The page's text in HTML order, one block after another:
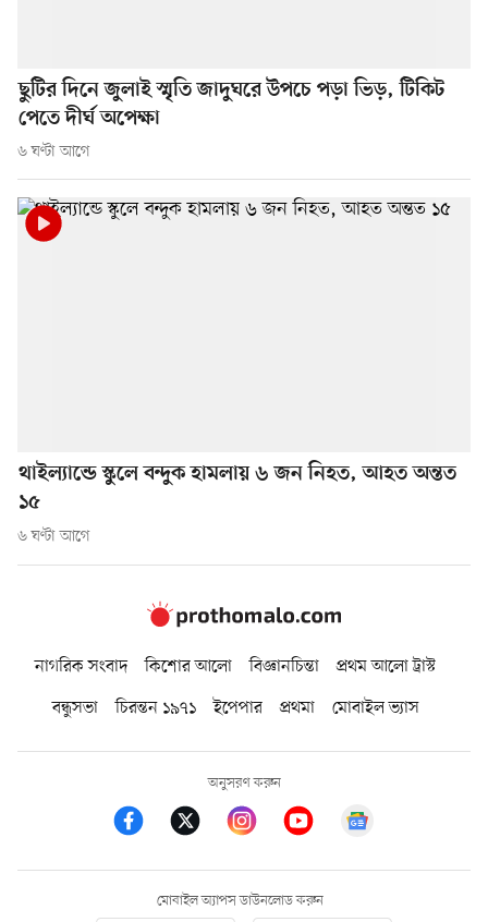
ছুটির দিনে জুলাই স্মৃতি জাদুঘরে উপচে পড়া ভিড়, টিকিট
পেতে দীর্ঘ অপেক্ষা
৬ ঘণ্টা আগে
থাইল্যান্ডে স্কুলে বন্দুক হামলায় ৬ জন নিহত, আহত অন্তত
১৫
৬ ঘণ্টা আগে
নাগরিক সংবাদ কিশোর আলো বিজ্ঞানচিন্তা
প্রথম আলো ট্রাস্ট
বন্ধুসভা
চিরন্তন ১৯৭১ ইপেপার প্রথমা মোবাইল ভ্যাস
অনুসরণ করুন
মোবাইল অ্যাপস ডাউনলোড করুন